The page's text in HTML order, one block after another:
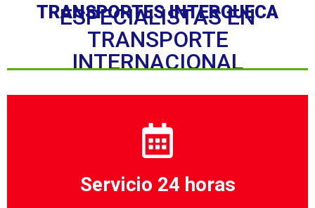
TRANSPORTES INTERGUECA
ESPECIALISTAS EN
TRANSPORTE
INTERNACIONAL
Servicio 24 horas